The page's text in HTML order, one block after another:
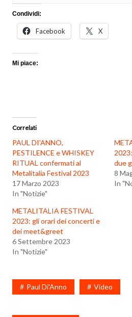
Condividi:
Facebook X
Mi piace:
Correlati
PAUL DI’ANNO,
PESTILENCE e WHISKEY
RITUAL confermati al
Metalitalia Festival 2023
17 Marzo 2023
In "Notizie"
due
8
In
METALITALIA FESTIVAL
2023: gli orari dei concerti e
dei meet&greet
6 Settembre 2023
In "Notizie"
Paul Di'Anno Video